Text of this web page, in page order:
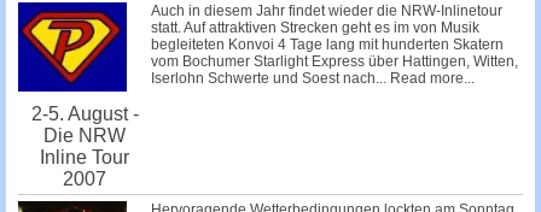
2-5. August -
Die NRW
Inline Tour
2007
Auch in diesem Jahr findet wieder die NRW-Inlinetour
statt. Auf attraktiven Strecken geht es im von Musik
begleiteten Konvoi 4 Tage lang mit hunderten Skatern
vom Bochumer Starlight Express über Hattingen, Witten,
Iserlohn Schwerte und Soest nach... Read more...